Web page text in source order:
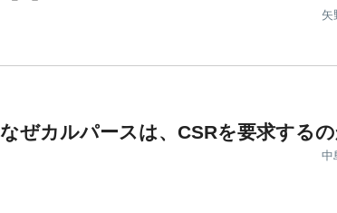
矢
なぜカルパースは、CSRを要求する
中